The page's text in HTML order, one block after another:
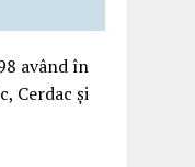
având în
Cerdac și